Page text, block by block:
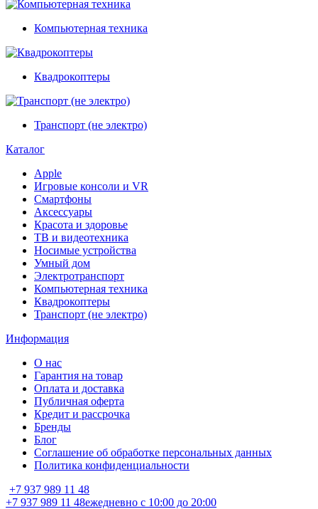
Компьютерная техника
Квадрокоптеры
Транспорт (не электро)
Каталог
Apple
Игровые консоли и VR
Смартфоны
Аксессуары
Красота и здоровье
ТВ и видеотехника
Носимые устройства
Умный дом
Электротранспорт
Компьютерная техника
Квадрокоптеры
Транспорт (не электро)
Информация
О нас
Гарантия на товар
Оплата и доставка
Публичная оферта
Кредит и рассрочка
Бренды
Блог
Соглашение об обработке персональных данных
Политика конфиденциальности
+7 937 989 11 48
+7 937 989 11 48ежедневно с 10:00 до 20:00